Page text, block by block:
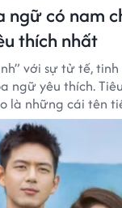
ngữ có nam
thích nhất
với sự tử tế,
ngữ yêu thích.
là những cái tên